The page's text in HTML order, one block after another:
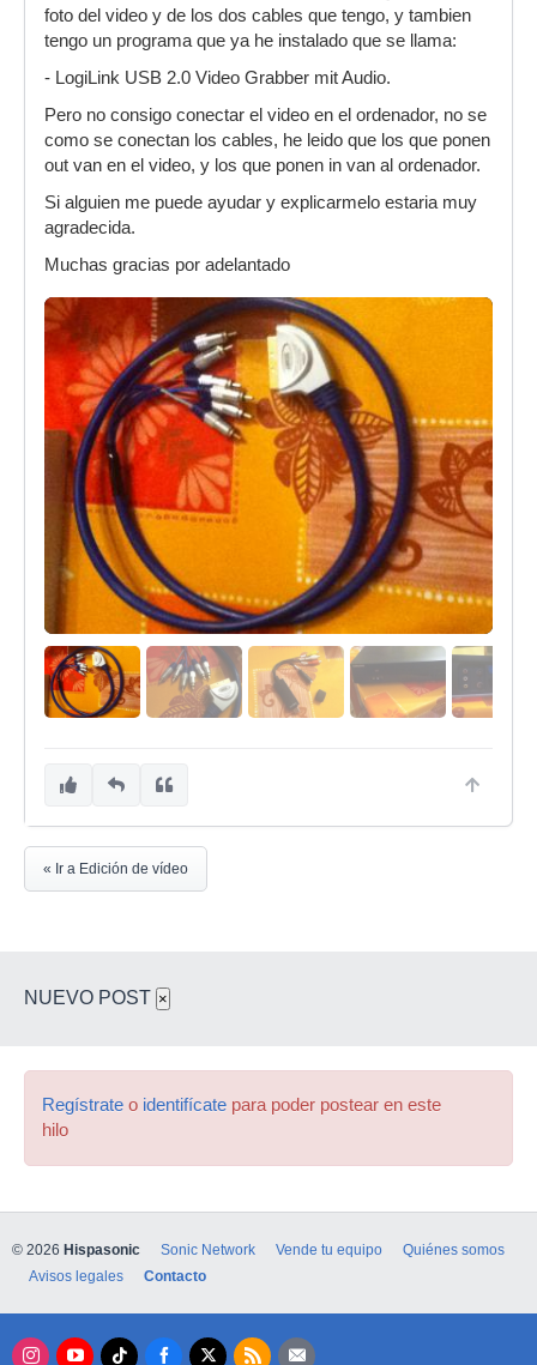
foto del video y de los dos cables que tengo, y tambien
tengo un programa que ya he instalado que se llama:
- LogiLink USB 2.0 Video Grabber mit Audio.
Pero no consigo conectar el video en el ordenador, no se
como se conectan los cables, he leido que los que ponen
out van en el video, y los que ponen in van al ordenador.
Si alguien me puede ayudar y explicarmelo estaria muy
agradecida.
Muchas gracias por adelantado
« Ir a Edición de vídeo
NUEVO POST ×
Regístrate o identifícate para poder postear en este
hilo
© 2026 Hispasonic Sonic Network Vende tu equipo
Quiénes somos
Avisos legales
Contacto